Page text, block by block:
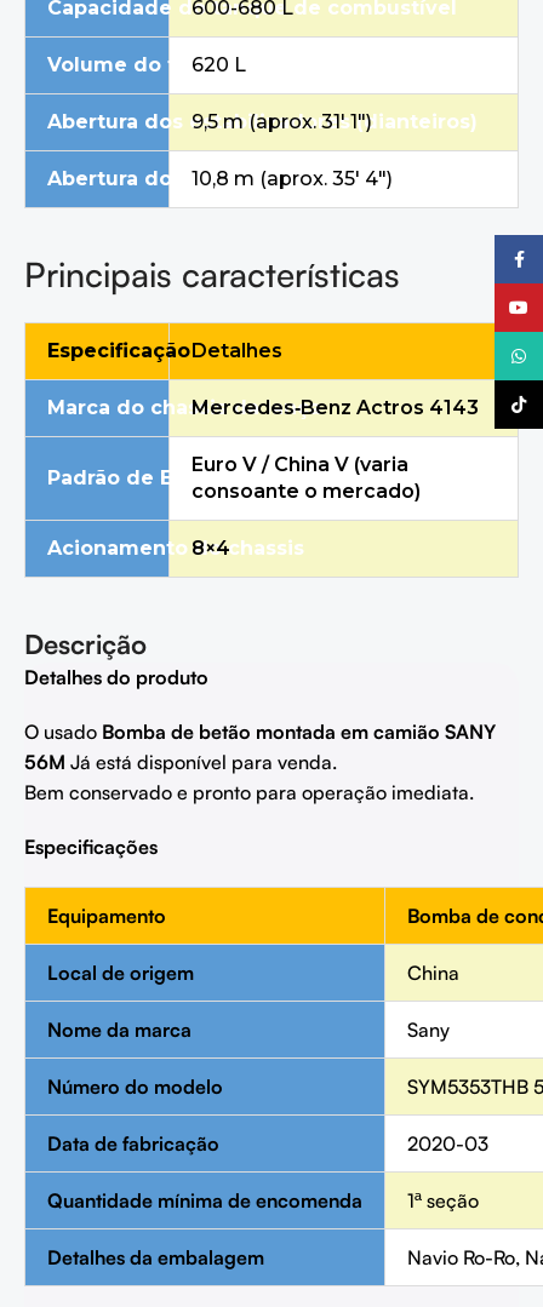
Capacidade do tanque de combustível
600-680 L
Volume do tanque de água
620 L
Abertura dos estabilizadores (dianteiros)
9,5 m (aprox. 31′ 1″)
Abertura dos estabilizadores (traseiros)
10,8 m (aprox. 35′ 4″)
Principais características
EspecificaçãoDetalhes
Marca do chassis da lança
Mercedes‑Benz Actros 4143
Padrão de Emissão
Euro V / China V (varia
consoante o mercado)
Acionamento do chassis
8×4
Descrição
Detalhes do produto
O usado Bomba de betão montada em camião SANY
56M Já está disponível para venda.
Bem conservado e pronto para operação imediata.
Especificações
Equipamento Bomba de
Local de origem China
Nome da marca Sany
Número do modelo SYM5353THB
Data de fabricação 2020-03
Quantidade mínima de encomenda 1ª seção
Detalhes da embalagem Navio Ro-Ro,